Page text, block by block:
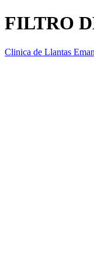
FILTRO
Clinica de Llantas